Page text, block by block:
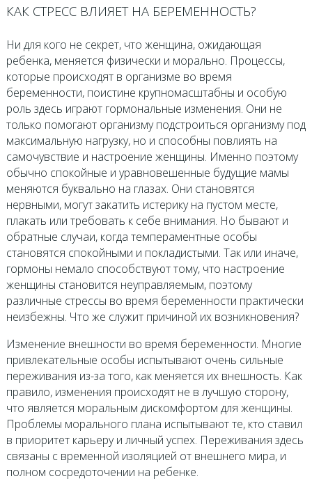
КАК СТРЕСС ВЛИЯЕТ НА БЕРЕМЕННОСТЬ?
Ни для кого не секрет, что женщина, ожидающая
ребенка, меняется физически и морально. Процессы,
которые происходят в организме во время
беременности, поистине крупномасштабны и особую
роль здесь играют гормональные изменения. Они не
только помогают организму подстроиться организму под
максимальную нагрузку, но и способны повлиять на
самочувствие и настроение женщины. Именно поэтому
обычно спокойные и уравновешенные будущие мамы
меняются буквально на глазах. Они становятся
нервными, могут закатить истерику на пустом месте,
плакать или требовать к себе внимания. Но бывают и
обратные случаи, когда темпераментные особы
становятся спокойными и покладистыми. Так или иначе,
гормоны немало способствуют тому, что настроение
женщины становится неуправляемым, поэтому
различные стрессы во время беременности практически
неизбежны. Что же служит причиной их возникновения?
Изменение внешности во время беременности. Многие
привлекательные особы испытывают очень сильные
переживания из-за того, как меняется их внешность. Как
правило, изменения происходят не в лучшую сторону,
что является моральным дискомфортом для женщины.
Проблемы морального плана испытывают те, кто ставил
в приоритет карьеру и личный успех. Переживания здесь
связаны с временной изоляцией от внешнего мира, и
полном сосредоточении на ребенке.